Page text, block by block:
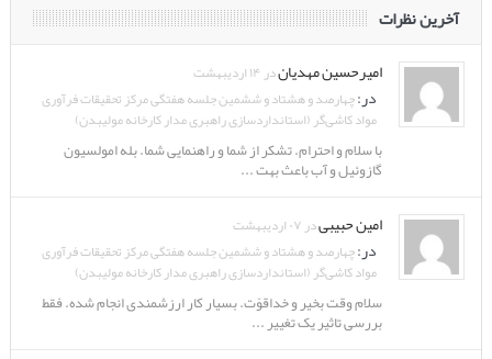
آخرین نظرات
امیرحسین مهدیاندر ۱۴ اردیبهشت
در:چهارصد و هشتاد و ششمین جلسه هفتگی مرکز تحقیقات فرآوری
مواد کاشی‌گر (استانداردسازی راهبری مدار کارخانه مولیبدن)
با سلام و احترام. تشکر از شما و راهنمایی شما. بله امولسیون
گازوئیل و آب باعث بهت ...
امین حبیبیدر ۰۷ اردیبهشت
در:چهارصد و هشتاد و ششمین جلسه هفتگی مرکز تحقیقات فرآوری
مواد کاشی‌گر (استانداردسازی راهبری مدار کارخانه مولیبدن)
سلام وقت بخیر و خداقوّت. بسیار کار ارزشمندی انجام شده. فقط
بررسی تاثیر یک تغییر ...